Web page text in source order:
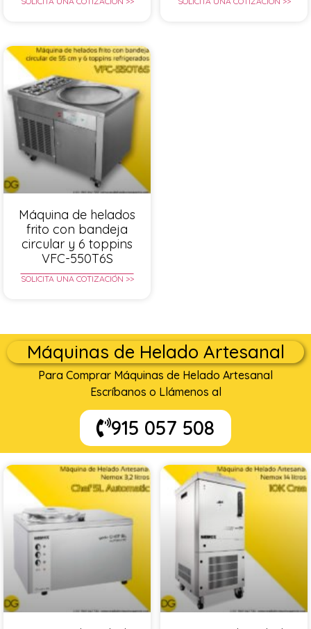
Máquina de helados
frito con bandeja
circular y 6 toppins
VFC-550T6S
SOLICITA UNA COTIZACIÓN >>
Máquinas de Helado Artesanal
Para Comprar Máquinas de Helado Artesanal
Escríbanos o Llámenos al
915 057 508